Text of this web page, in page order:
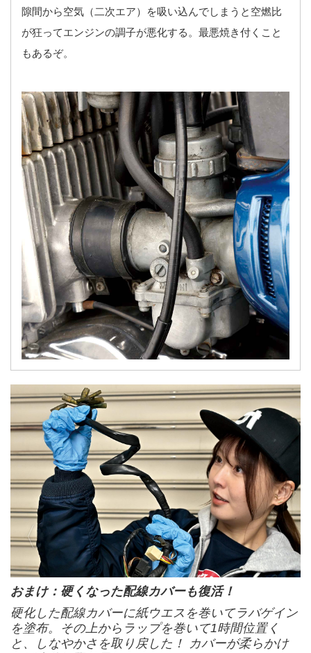
隙間から空気（二次エア）を吸い込んでしまうと空燃比
が狂ってエンジンの調子が悪化する。最悪焼き付くこと
もあるぞ。
おまけ：硬くなった配線カバーも復活！
硬化した配線カバーに紙ウエスを巻いてラバゲイン
を塗布。その上からラップを巻いて1時間位置く
と、しなやかさを取り戻した！ カバーが柔らかけ